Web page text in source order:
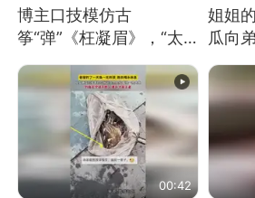
博主口技模仿古
筝“弹”《枉凝眉》，“太
像了～你是吃古筝长大的
吗？”“或将成为首位考级
不带古筝的选手。”（来
源：新华每日电讯）
姐姐
瓜向
网友
教！
00:42